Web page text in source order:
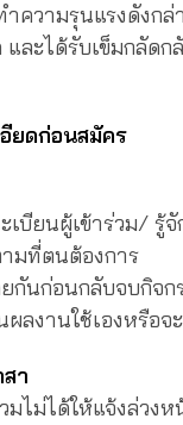
ำความรุนแรงดังก
ละได้รับเข็มกลัดก
ยดก่อนสมัคร
บียนผู้เข้าร่วม/ รู้
มที่ตนต้องการ
อนกลับจบกิจก
ลงานใช้เองหรือ
า
มไม่ได้ให้แจ้งล่วง